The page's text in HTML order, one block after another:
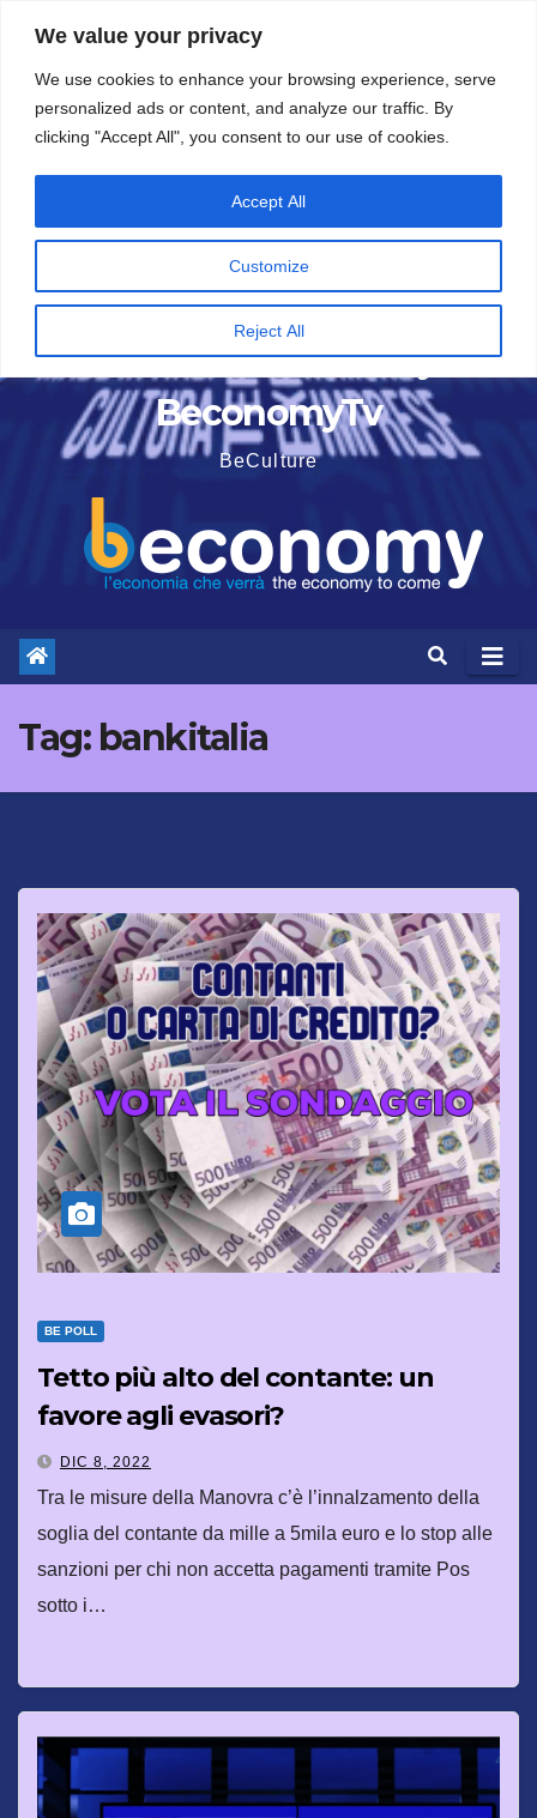
We value your privacy
We use cookies to enhance your browsing experience, serve
personalized ads or content, and analyze our traffic. By
clicking "Accept All", you consent to our use of cookies.
Customize
Reject All
Accept All
contenuto
6 Agosto 2026
BeconomyTv
BeCulture
Tag: bankitalia
BE POLL
Tetto più alto del contante: un
favore agli evasori?
DIC 8, 2022
Tra le misure della Manovra c’è l’innalzamento della
soglia del contante da mille a 5mila euro e lo stop alle
sanzioni per chi non accetta pagamenti tramite Pos
sotto i…